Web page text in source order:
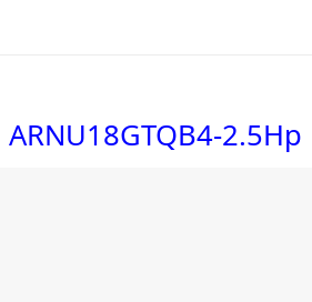
ARNU18GTQB4-2.5Hp